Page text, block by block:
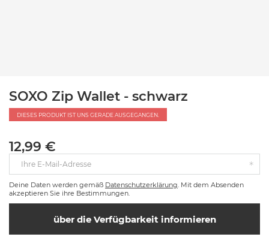
SOXO Zip Wallet - schwarz
DIESES PRODUKT IST UNS GERADE AUSGEGANGEN.
12,99 €
Ihre E-Mail-Adresse
Deine Daten werden gemäß Datenschutzerklärung. Mit dem Absenden
akzeptieren Sie ihre Bestimmungen.
über die Verfügbarkeit informieren